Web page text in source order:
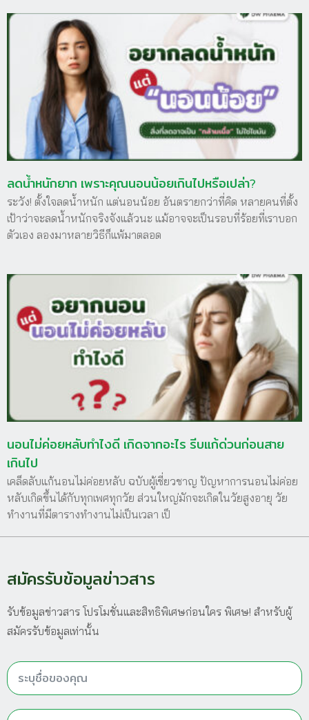
ลดน้ำหนักยาก เพราะคุณนอนน้อยเกินไปหรือเปล่า?
ระวัง! ตั้งใจลดน้ำหนัก แต่นอนน้อย อันตรายกว่าที่คิด หลายคนที่ตั้ง
เป้าว่าจะลดน้ำหนักจริงจังแล้วนะ แม้อาจจะเป็นรอบที่ร้อยที่เราบอก
ตัวเอง ลองมาหลายวิธีก็แพ้มาตลอด
นอนไม่ค่อยหลับทำไงดี เกิดจากอะไร รีบแก้ด่วนก่อนสาย
เกินไป
เคล็ดลับแก้นอนไม่ค่อยหลับ ฉบับผู้เชี่ยวชาญ ปัญหาการนอนไม่ค่อย
หลับเกิดขึ้นได้กับทุกเพศทุกวัย ส่วนใหญ่มักจะเกิดในวัยสูงอายุ วัย
ทำงานที่มีตารางทำงานไม่เป็นเวลา เป็
สมัครรับข้อมูลข่าวสาร
รับข้อมูลข่าวสาร โปรโมชั่นและสิทธิพิเศษก่อนใคร พิเศษ! สำหรับผู้
สมัครรับข้อมูลเท่านั้น